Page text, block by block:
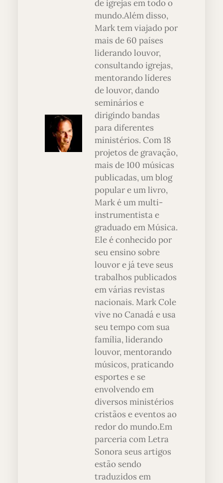
de igrejas em todo o
mundo.Além disso,
Mark tem viajado por
mais de 60 países
liderando louvor,
consultando igrejas,
mentorando líderes
de louvor, dando
seminários e
dirigindo bandas
para diferentes
ministérios. Com 18
projetos de gravação,
mais de 100 músicas
publicadas, um blog
popular e um livro,
Mark é um multi-
instrumentista e
graduado em Música.
Ele é conhecido por
seu ensino sobre
louvor e já teve seus
trabalhos publicados
em várias revistas
nacionais. Mark Cole
vive no Canadá e usa
seu tempo com sua
família, liderando
louvor, mentorando
músicos, praticando
esportes e se
envolvendo em
diversos ministérios
cristãos e eventos ao
redor do mundo.Em
parceria com Letra
Sonora seus artigos
estão sendo
traduzidos em